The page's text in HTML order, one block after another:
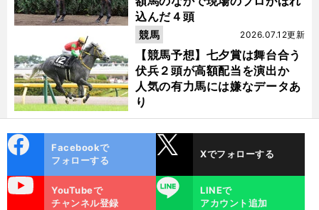
込んだ４頭
【競馬予想】七夕賞は舞台合う
伏兵２頭が高額配当を演出か
人気の有力馬には嫌なデータあ
り
2026.07.12更新
競馬
ok
Facebookで
フォローする
Xでフォローする
YouTubeで
チャンネル登録
LINE
LINEで
アカウント追加